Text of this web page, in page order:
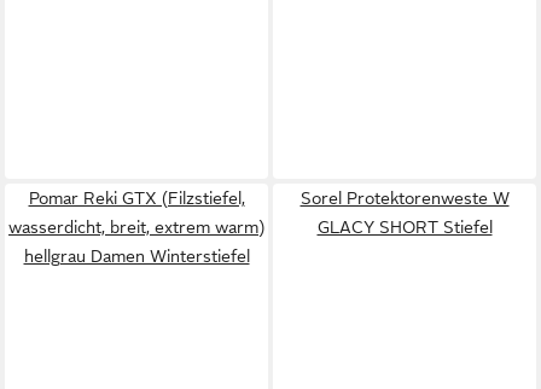
Pomar Reki GTX (Filzstiefel,
wasserdicht, breit, extrem warm)
hellgrau Damen Winterstiefel
Sorel Protektorenweste W
GLACY SHORT Stiefel